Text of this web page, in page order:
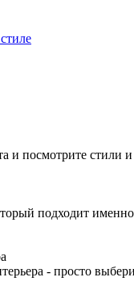
и посмотрите стили
подходит
- просто